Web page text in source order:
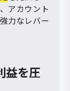
アカウント
力なレバー
益を圧